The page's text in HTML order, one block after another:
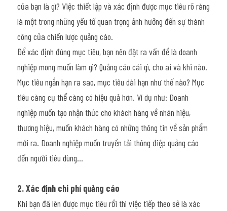
của bạn là gì? Việc thiết lập và xác định được mục tiêu rõ ràng
là một trong những yếu tố quan trọng ảnh hưởng đến sự thành
công của chiến lược quảng cáo.
Để xác định đúng mục tiêu, bạn nên đặt ra vấn đề là doanh
nghiệp mong muốn làm gì? Quảng cáo cái gì, cho ai và khi nào.
Mục tiêu ngắn hạn ra sao, mục tiêu dài hạn như thế nào? Mục
tiêu càng cụ thể càng có hiệu quả hơn. Ví dụ như: Doanh
nghiệp muốn tạo nhận thức cho khách hàng về nhãn hiệu,
thương hiệu, muốn khách hàng có những thông tin về sản phẩm
mới ra. Doanh nghiệp muốn truyền tải thông điệp quảng cáo
đến người tiêu dùng…
2. Xác định chi phí quảng cáo
Khi bạn đã lên được mục tiêu rồi thì việc tiếp theo sẽ là xác